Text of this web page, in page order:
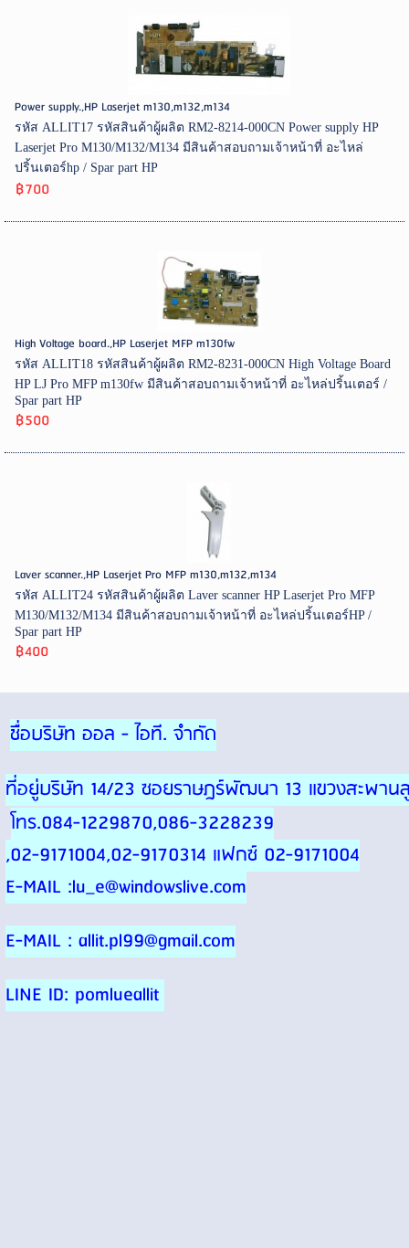
Power supply.,HP Laserjet m130,m132,m134
รหัส ALLIT17 รหัสสินค้าผู้ผลิต RM2-8214-000CN Power supply HP
Laserjet Pro M130/M132/M134 มีสินค้าสอบถามเจ้าหน้าที่ อะไหล่
ปริ้นเตอร์hp / Spar part HP
฿700
High Voltage board.,HP Laserjet MFP m130fw
รหัส ALLIT18 รหัสสินค้าผู้ผลิต RM2-8231-000CN High Voltage Board
HP LJ Pro MFP m130fw มีสินค้าสอบถามเจ้าหน้าที่ อะไหล่ปริ้นเตอร์ /
Spar part HP
฿500
Laver scanner.,HP Laserjet Pro MFP m130,m132,m134
รหัส ALLIT24 รหัสสินค้าผู้ผลิต Laver scanner HP Laserjet Pro MFP
M130/M132/M134 มีสินค้าสอบถามเจ้าหน้าที่ อะไหล่ปริ้นเตอร์HP /
Spar part HP
฿400
ชื่อบริษัท ออล - ไอที. จำกัด
ที่อยู่บริษัท 14/23 ซอยราษฎร์พัฒนา 13 แขวงสะพาน
โทร.084-1229870,086-3228239
,02-9171004,02-9170314 แฟกซ์ 02-9171004
E-MAIL :lu_e@windowslive.com
E-MAIL : allit.pl99@gmail.com
LINE ID: pomlueallit